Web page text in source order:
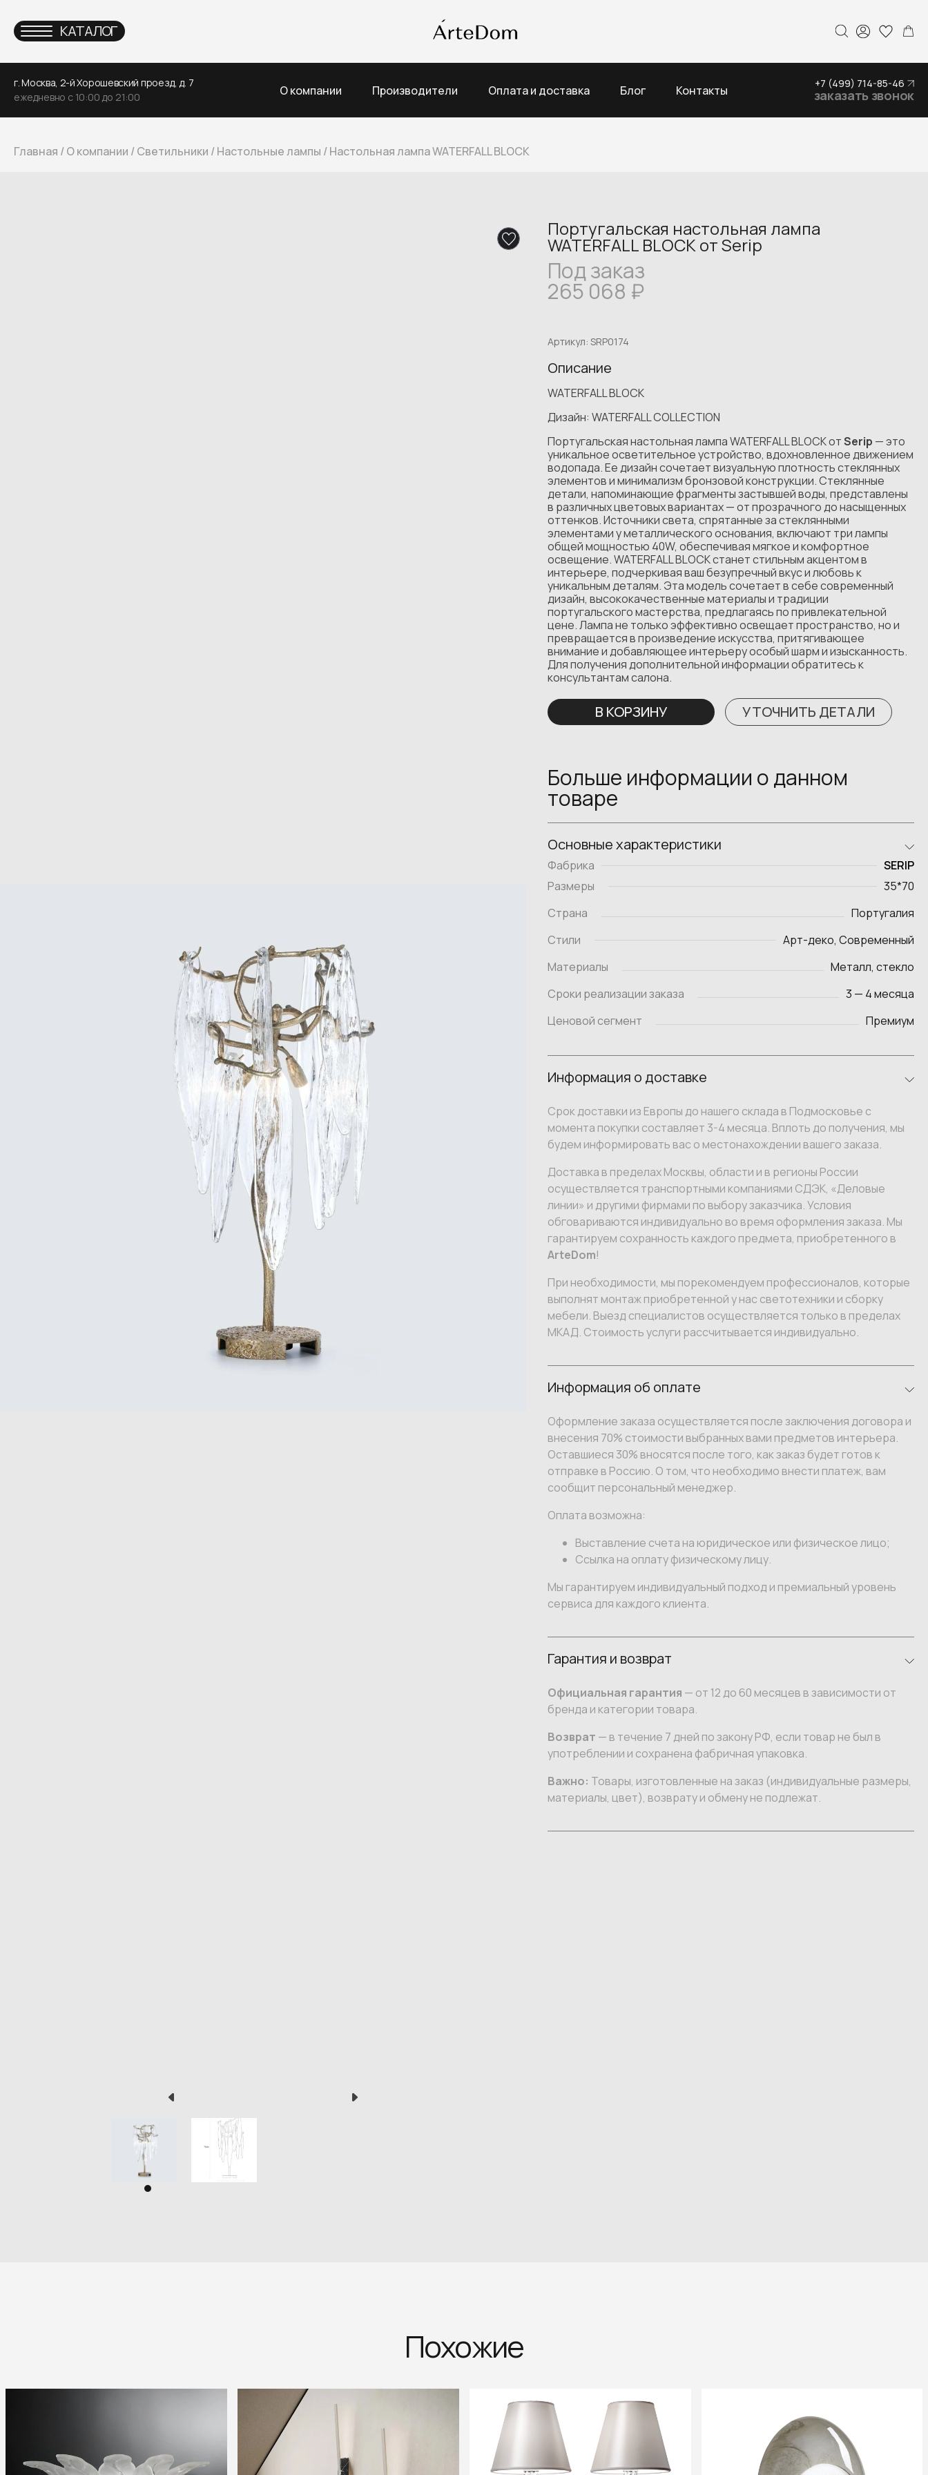
КАТАЛОГ
г. Москва, 2-й Хорошевский проезд, д. 7
ежедневно с 10:00 до 21:00
О компании Производители Оплата и доставка Блог Контакты +7 (499) 714-85-46
заказать звонок
Главная /О компании /Светильники /Настольные лампы /Настольная лампа WATERFALL BLOCK
Португальская настольная лампа
WATERFALL BLOCK от Serip
Под заказ
265 068 ₽
Артикул: SRP0174
Описание
WATERFALL BLOCK
Дизайн: WATERFALL COLLECTION
Португальская настольная лампа WATERFALL BLOCK отSerip — это
уникальное осветительное устройство, вдохновленное движением
водопада. Ее дизайн сочетает визуальную плотность стеклянных
элементов и минимализм бронзовой конструкции. Стеклянные
детали, напоминающие фрагменты застывшей воды, представлены
в различных цветовых вариантах — от прозрачного до насыщенных
оттенков. Источники света, спрятанные за стеклянными
элементами у металлического основания, включают три лампы
общей мощностью 40W, обеспечивая мягкое и комфортное
освещение. WATERFALL BLOCK станет стильным акцентом в
интерьере, подчеркивая ваш безупречный вкус и любовь к
уникальным деталям. Эта модель сочетает в себе современный
дизайн, высококачественные материалы и традиции
португальского мастерства, предлагаясь по привлекательной
цене. Лампа не только эффективно освещает пространство, но и
превращается в произведение искусства, притягивающее
внимание и добавляющее интерьеру особый шарм и изысканность.
Для получения дополнительной информации обратитесь к
консультантам салона.
В КОРЗИНУ УТОЧНИТЬ ДЕТАЛИ
Больше информации о данном
товаре
Основные характеристики
Фабрика SERIP
Страна
Португалия
Стили
Арт-деко, Современный
Материалы
Металл, стекло
Сроки реализации заказа
3 — 4 месяца
Ценовой сегмент
Премиум
Размеры 35*70
Информация о доставке
Срок доставки из Европы до нашего склада в Подмосковье с
момента покупки составляет 3-4 месяца. Вплоть до получения, мы
будем информировать вас о местонахождении вашего заказа.
Доставка в пределах Москвы, области и в регионы России
осуществляется транспортными компаниями СДЭК, «Деловые
линии» и другими фирмами по выбору заказчика. Условия
обговариваются индивидуально во время оформления заказа. Мы
гарантируем сохранность каждого предмета, приобретенного в
ArteDom!
При необходимости, мы порекомендуем профессионалов, которые
выполнят монтаж приобретенной у нас светотехники и сборку
мебели. Выезд специалистов осуществляется только в пределах
МКАД. Стоимость услуги рассчитывается индивидуально.
Информация об оплате
Оформление заказа осуществляется после заключения договора и
внесения 70% стоимости выбранных вами предметов интерьера.
Оставшиеся 30% вносятся после того, как заказ будет готов к
отправке в Россию. О том, что необходимо внести платеж, вам
сообщит персональный менеджер.
Оплата возможна:
Выставление счета на юридическое или физическое лицо;
Ссылка на оплату физическому лицу.
Мы гарантируем индивидуальный подход и премиальный уровень
сервиса для каждого клиента.
Гарантия и возврат
Официальная гарантия — от 12 до 60 месяцев в зависимости от
бренда и категории товара.
Возврат — в течение 7 дней по закону РФ, если товар не был в
употреблении и сохранена фабричная упаковка.
Важно: Товары, изготовленные на заказ (индивидуальные размеры,
материалы, цвет), возврату и обмену не подлежат.
Похожие